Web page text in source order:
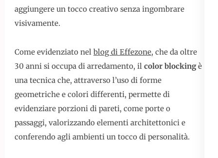
aggiungere un tocco creativo senza ingombrare
visivamente.
Come evidenziato nel blog di Effezone, che da oltre
30 anni si occupa di arredamento, il color blockingè
una tecnica che, attraverso l’uso di forme
geometriche e colori differenti, permette di
evidenziare porzioni di pareti, come porte o
passaggi, valorizzando elementi architettonici e
conferendo agli ambienti un tocco di personalità.